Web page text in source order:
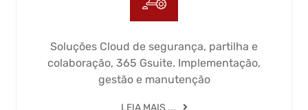
Soluções Cloud de segurança, partilha e
colaboração, 365 Gsuite. Implementação,
gestão e manutenção
LEIA MAIS ...